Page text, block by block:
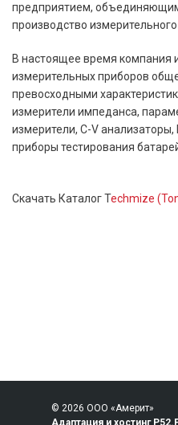
предприятием,
производство
В настоящее время компания
измерительных приборов
превосходными
измерители импеданса,
измерители, C-V анализаторы,
приборы тестирования
Скачать Каталог Techmize
© 2026 ООО «Америт»